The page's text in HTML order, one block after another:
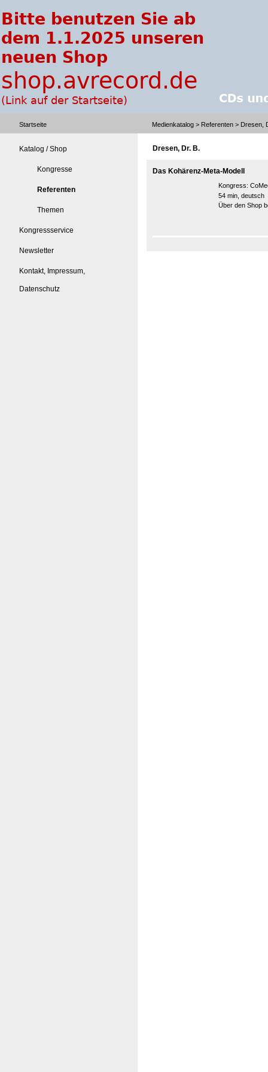
Startseite Medienkatalog > Referenten > Dresen,
Katalog / Shop
Kongresse
Referenten
Themen
Kongressservice
Newsletter
Kontakt, Impressum,
Datenschutz
Dresen, Dr. B.
Das Kohärenz-Meta-Modell
Kongress:
54 min, deutsch
Über den Shop